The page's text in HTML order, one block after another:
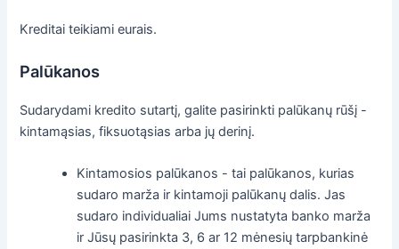
Kreditai teikiami eurais.
Palūkanos
Sudarydami kredito sutartį, galite pasirinkti palūkanų rūšį -
kintamąsias, fiksuotąsias arba jų derinį.
Kintamosios palūkanos - tai palūkanos, kurias
sudaro marža ir kintamoji palūkanų dalis. Jas
sudaro individualiai Jums nustatyta banko marža
ir Jūsų pasirinkta 3, 6 ar 12 mėnesių tarpbankinė